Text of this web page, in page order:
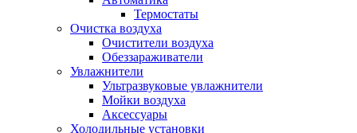
Термостаты
Очистка воздуха
Очистители воздуха
Обеззараживатели
Увлажнители
Ультразвуковые увлажнители
Мойки воздуха
Аксессуары
Холодильные установки